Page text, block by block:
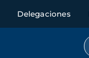
Delegaciones